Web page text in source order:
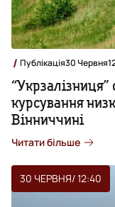
Публікація30 Червня
“Укрзалізниця”
курсування
Вінниччині
Читати більше
30 ЧЕРВНЯ/ 12:40